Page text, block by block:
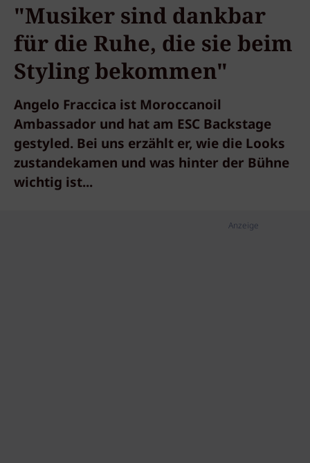
"Musiker sind dankbar
für die Ruhe, die sie beim
Styling bekommen"
Angelo Fraccica ist Moroccanoil
Ambassador und hat am ESC Backstage
gestyled. Bei uns erzählt er, wie die Looks
zustandekamen und was hinter der Bühne
wichtig ist...
Anzeige